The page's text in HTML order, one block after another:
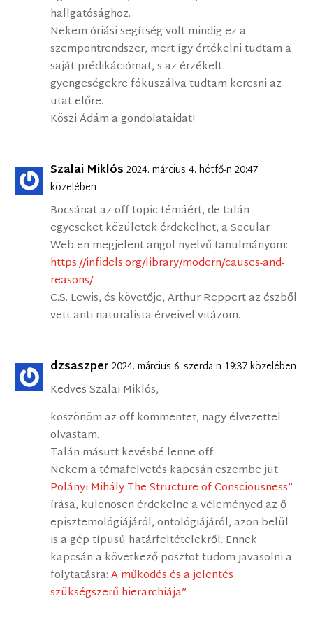
hallgatósághoz.
Nekem óriási segítség volt mindig ez a
szempontrendszer, mert így értékelni tudtam a
saját prédikációmat, s az érzékelt
gyengeségekre fókuszálva tudtam keresni az
utat előre.
Köszi Ádám a gondolataidat!
Szalai Miklós 2024. március 4. hétfő-n 20:47
közelében
Bocsánat az off-topic témáért, de talán
egyeseket közületek érdekelhet, a Secular
Web-en megjelent angol nyelvű tanulmányom:
https://infidels.org/library/modern/causes-and-
reasons/
C.S. Lewis, és követője, Arthur Reppert az észből
vett anti-naturalista érveivel vitázom.
dzsaszper 2024. március 6. szerda-n 19:37 közelében
Kedves Szalai Miklós,
köszönöm az off kommentet, nagy élvezettel
olvastam.
Talán másutt kevésbé lenne off:
Nekem a témafelvetés kapcsán eszembe jut
Polányi Mihály The Structure of Consciousness”
írása, különösen érdekelne a véleményed az ő
episztemológiájáról, ontológiájáról, azon belül
is a gép típusú határfeltételekről. Ennek
kapcsán a következő posztot tudom javasolni a
folytatásra:A működés és a jelentés
szükségszerű hierarchiája”